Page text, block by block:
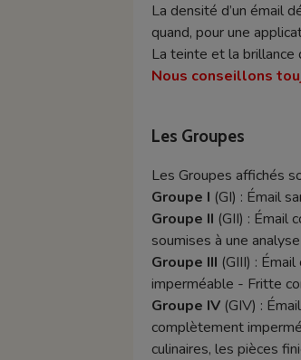
La densité d’un émail
quand, pour une
La teinte et la brillance
Nous conseillons
Les Groupes
Les Groupes affichés
Groupe I (GI) : Émail
Groupe II (GII) : Émail
soumises à une
Groupe III (GIII) :
imperméable - Fritte
Groupe IV(GIV) :
complètement
culinaires, les pièces